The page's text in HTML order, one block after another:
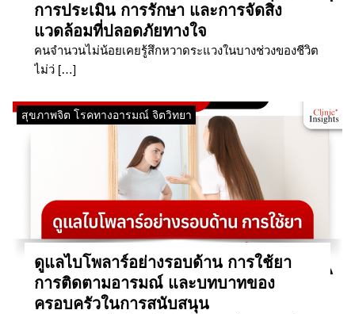
การประเมิน การรักษา และการจัดสิ่ง
แวดล้อมที่ปลอดภัยทางใจ
คนจำนวนไม่น้อยเคยรู้สึกหวาดระแวงในบางช่วงของชีวิต
ไม่ว่ […]
สุขภาพจิต โรคทางอารมณ์ จิตวิทยา
ดูแลไบโพลาร์อย่างรอบด้าน การใช้ยา
การติดตามอารมณ์ และบทบาทของ
ครอบครัวในการสนับสนุน